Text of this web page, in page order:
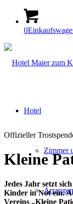
0
Hotel
Zimmer
Offizieller
Kleine
Jedes Jahr setzt
Kinder in Not ein.
Vereins „Kleine